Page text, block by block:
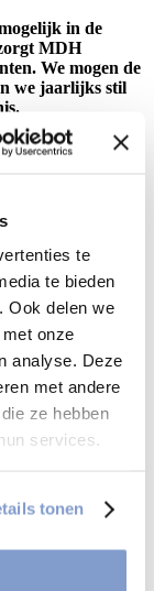
te
te bieden
Ook delen we
onze
analyse. Deze
met andere
ze hebben
services.
tonen
in de
MDH
We mogen de
we jaarlijks stil
de redactie
en campings. Zo
merken dat
weten wat er
met
de krant alle
als rond